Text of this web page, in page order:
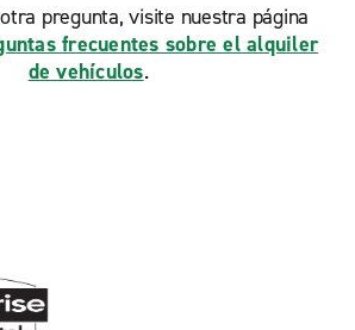
pregunta, visite nuestra página
frecuentes sobre el alquiler
de vehículos.